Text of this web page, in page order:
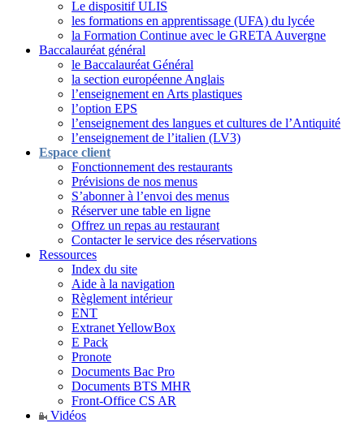
Le dispositif ULIS
les formations en apprentissage (UFA) du lycée
la Formation Continue avec le GRETA Auvergne
Baccalauréat général
le Baccalauréat Général
la section européenne Anglais
l’enseignement en Arts plastiques
l’option EPS
l’enseignement des langues et cultures de l’Antiquité
l’enseignement de l’italien (LV3)
Espace client
Fonctionnement des restaurants
Prévisions de nos menus
S’abonner à l’envoi des menus
Réserver une table en ligne
Offrez un repas au restaurant
Contacter le service des réservations
Ressources
Index du site
Aide à la navigation
Règlement intérieur
ENT
Extranet YellowBox
E Pack
Pronote
Documents Bac Pro
Documents BTS MHR
Front-Office CS AR
Vidéos